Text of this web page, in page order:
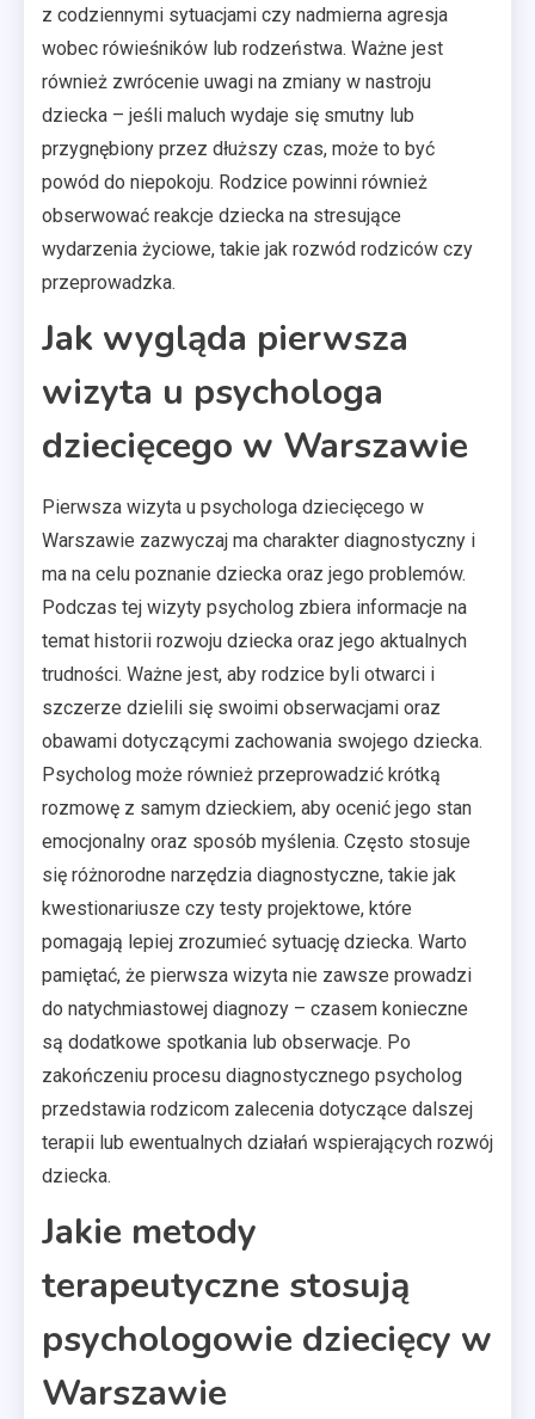
z codziennymi sytuacjami czy nadmierna agresja
wobec rówieśników lub rodzeństwa. Ważne jest
również zwrócenie uwagi na zmiany w nastroju
dziecka – jeśli maluch wydaje się smutny lub
przygnębiony przez dłuższy czas, może to być
powód do niepokoju. Rodzice powinni również
obserwować reakcje dziecka na stresujące
wydarzenia życiowe, takie jak rozwód rodziców czy
przeprowadzka.
Jak wygląda pierwsza
wizyta u psychologa
dziecięcego w Warszawie
Pierwsza wizyta u psychologa dziecięcego w
Warszawie zazwyczaj ma charakter diagnostyczny i
ma na celu poznanie dziecka oraz jego problemów.
Podczas tej wizyty psycholog zbiera informacje na
temat historii rozwoju dziecka oraz jego aktualnych
trudności. Ważne jest, aby rodzice byli otwarci i
szczerze dzielili się swoimi obserwacjami oraz
obawami dotyczącymi zachowania swojego dziecka.
Psycholog może również przeprowadzić krótką
rozmowę z samym dzieckiem, aby ocenić jego stan
emocjonalny oraz sposób myślenia. Często stosuje
się różnorodne narzędzia diagnostyczne, takie jak
kwestionariusze czy testy projektowe, które
pomagają lepiej zrozumieć sytuację dziecka. Warto
pamiętać, że pierwsza wizyta nie zawsze prowadzi
do natychmiastowej diagnozy – czasem konieczne
są dodatkowe spotkania lub obserwacje. Po
zakończeniu procesu diagnostycznego psycholog
przedstawia rodzicom zalecenia dotyczące dalszej
terapii lub ewentualnych działań wspierających rozwój
dziecka.
Jakie metody
terapeutyczne stosują
psychologowie dziecięcy w
Warszawie